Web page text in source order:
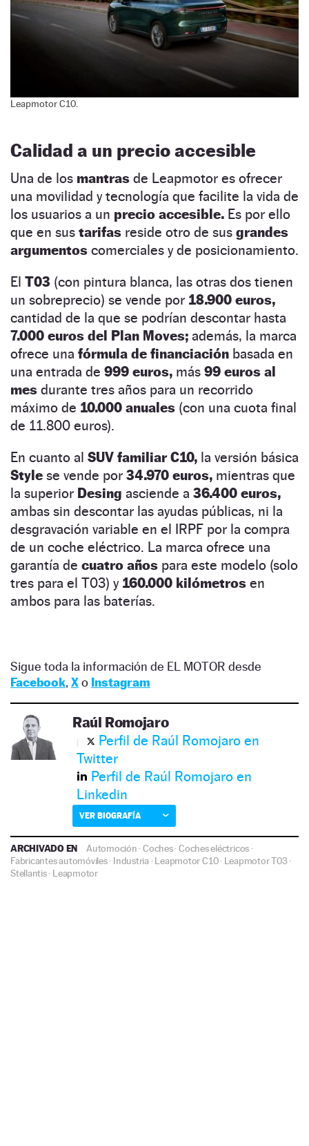
Leapmotor C10.
Calidad a un precio accesible
Una de los mantras de Leapmotor es ofrecer
una movilidad y tecnología que facilite la vida de
los usuarios a un precio accesible. Es por ello
que en sus tarifas reside otro de sus grandes
argumentos comerciales y de posicionamiento.
El T03 (con pintura blanca, las otras dos tienen
un sobreprecio) se vende por 18.900 euros,
cantidad de la que se podrían descontar hasta
7.000 euros del Plan Moves; además, la marca
ofrece una fórmula de financiación basada en
una entrada de 999 euros, más 99 euros al
mes durante tres años para un recorrido
máximo de 10.000 anuales (con una cuota final
de 11.800 euros).
En cuanto al SUV familiar C10, la versión básica
Style se vende por 34.970 euros, mientras que
la superior Desing asciende a 36.400 euros,
ambas sin descontar las ayudas públicas, ni la
desgravación variable en el IRPF por la compra
de un coche eléctrico. La marca ofrece una
garantía de cuatro años para este modelo (solo
tres para el T03) y 160.000 kilómetros en
ambos para las baterías.
Sigue toda la información de EL MOTOR desde
Facebook, Xo Instagram
Raúl Romojaro
Perfil de Raúl Romojaro en
Twitter
Perfil de Raúl Romojaro en
Linkedin
VER BIOGRAFÍA
ARCHIVADO EN Automoción ·Coches·Coches eléctricos ·
Fabricantes automóviles· Industria·Leapmotor C10· Leapmotor T03·
Stellantis· Leapmotor